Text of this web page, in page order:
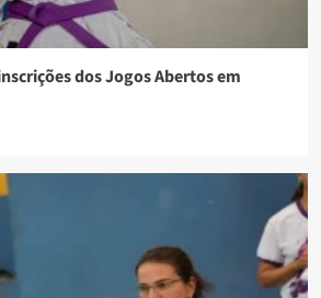
dos Jogos Abertos em